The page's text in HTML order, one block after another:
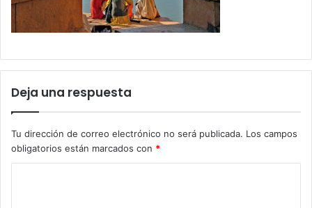
Deja una respuesta
Tu dirección de correo electrónico no será publicada. Los campos
obligatorios están marcados con *